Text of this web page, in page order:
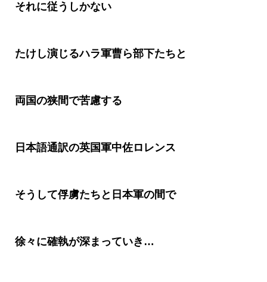
それに従うしかない
たけし演じるハラ軍曹ら部下たちと
両国の狭間で苦慮する
日本語通訳の英国軍中佐ロレンス
そうして俘虜たちと日本軍の間で
徐々に確執が深まっていき …